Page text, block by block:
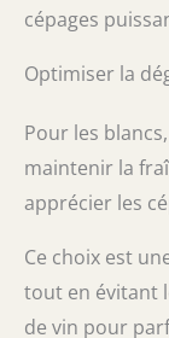
cépages
Optimiser la
Pour les
maintenir la
apprécier les
Ce choix est
tout en évitant
de vin pour